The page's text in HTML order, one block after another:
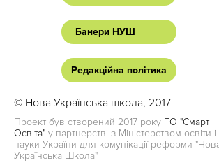
Банери НУШ
Редакційна політика
© Нова Українська школа, 2017
Проект був створений 2017 року ГО "Смарт
Освіта" у партнерстві з Міністерством освіти і
науки України для комунікації реформи
Українська Школа"